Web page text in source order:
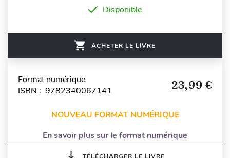
Disponible
ACHETER LE LIVRE
Format numérique
ISBN : 9782340067141
23,99 €
NOUVEAU FORMAT NUMÉRIQUE
En savoir plus sur le format numérique